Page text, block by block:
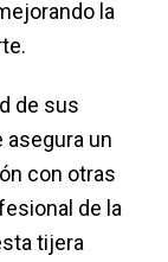
la
de sus
asegura un
con otras
de la
tijera